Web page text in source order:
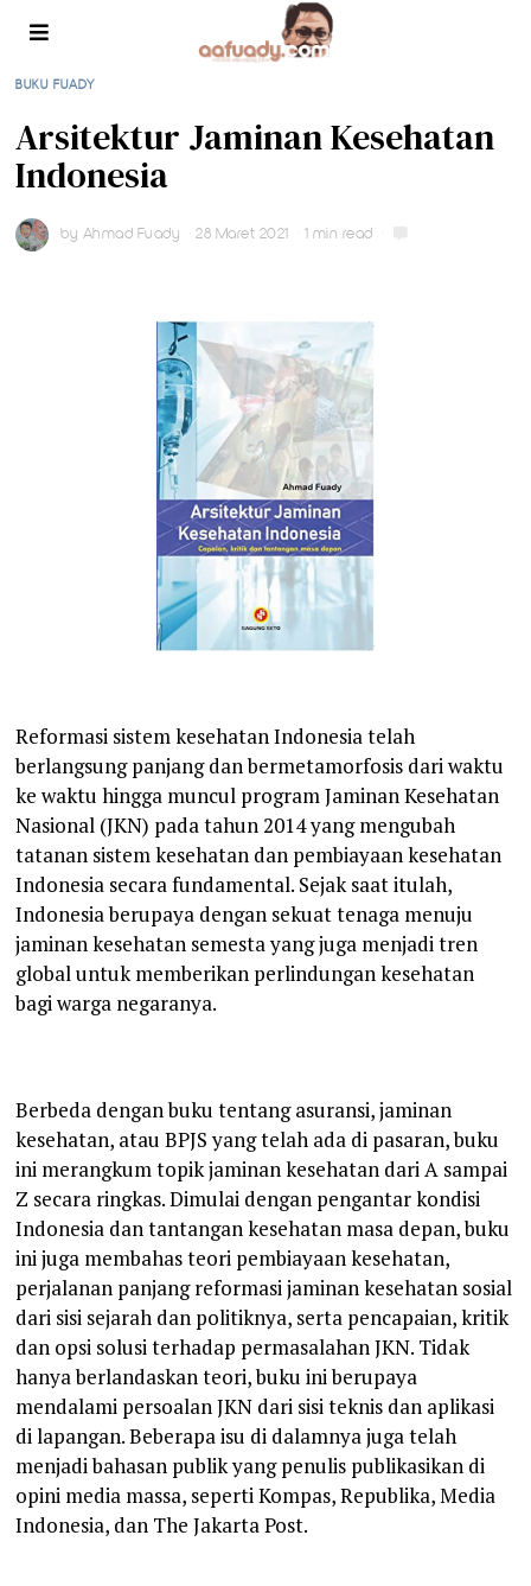
BUKU FUADY
Arsitektur Jaminan Kesehatan
Indonesia
by Ahmad Fuady 28 Maret 2021 1 min read
Reformasi sistem kesehatan Indonesia telah
berlangsung panjang dan bermetamorfosis dari waktu
ke waktu hingga muncul program Jaminan Kesehatan
Nasional (JKN) pada tahun 2014 yang mengubah
tatanan sistem kesehatan dan pembiayaan kesehatan
Indonesia secara fundamental. Sejak saat itulah,
Indonesia berupaya dengan sekuat tenaga menuju
jaminan kesehatan semesta yang juga menjadi tren
global untuk memberikan perlindungan kesehatan
bagi warga negaranya.
Berbeda dengan buku tentang asuransi, jaminan
kesehatan, atau BPJS yang telah ada di pasaran, buku
ini merangkum topik jaminan kesehatan dari A sampai
Z secara ringkas. Dimulai dengan pengantar kondisi
Indonesia dan tantangan kesehatan masa depan, buku
ini juga membahas teori pembiayaan kesehatan,
perjalanan panjang reformasi jaminan kesehatan sosial
dari sisi sejarah dan politiknya, serta pencapaian, kritik
dan opsi solusi terhadap permasalahan JKN. Tidak
hanya berlandaskan teori, buku ini berupaya
mendalami persoalan JKN dari sisi teknis dan aplikasi
di lapangan. Beberapa isu di dalamnya juga telah
menjadi bahasan publik yang penulis publikasikan di
opini media massa, seperti Kompas, Republika, Media
Indonesia, dan The Jakarta Post.